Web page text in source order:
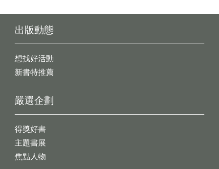
出版動態
想找好活動
新書特推薦
嚴選企劃
得獎好書
主題書展
焦點人物